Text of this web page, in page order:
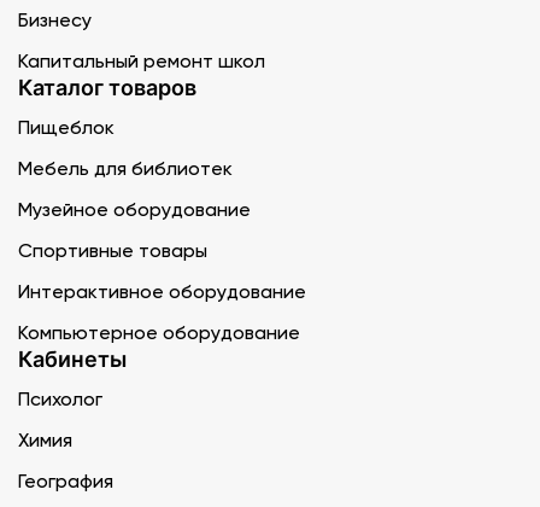
Бизнесу
Капитальный ремонт школ
Каталог товаров
Пищеблок
Мебель для библиотек
Музейное оборудование
Спортивные товары
Интерактивное оборудование
Компьютерное оборудование
Кабинеты
Психолог
Химия
География